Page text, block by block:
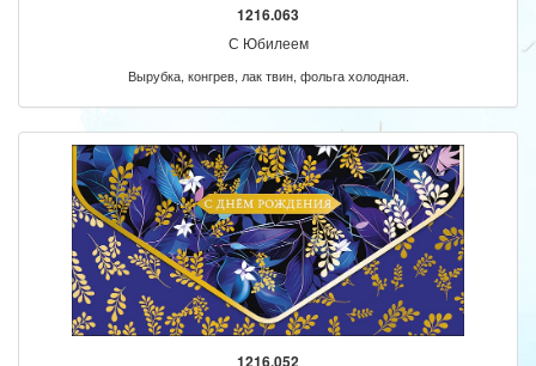
1216.063
С Юбилеем
Вырубка, конгрев, лак твин, фольга холодная.
1216.052